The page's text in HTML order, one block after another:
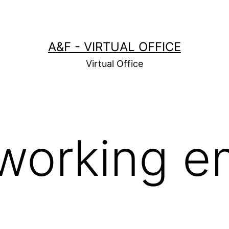
A&F - VIRTUAL OFFICE
Virtual Office